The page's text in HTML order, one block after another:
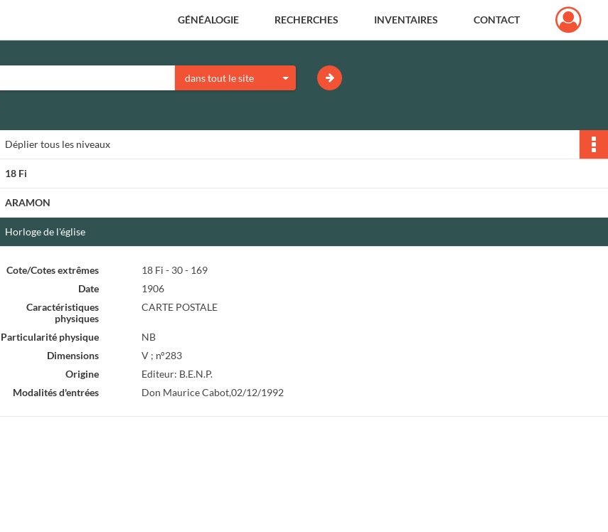
GÉNÉALOGIE RECHERCHES INVENTAIRES CONTACT
dans tout le site
Dépliertous les niveaux
18 Fi
ARAMON
Horloge de l'église
Cote/Cotes extrêmes
18 Fi - 30 - 169
Date
1906
Caractéristiques
physiques
CARTE POSTALE
Particularité physique
NB
Dimensions
V ; n°283
Origine
Editeur: B.E.N.P.
Modalités d'entrées
Don Maurice Cabot,02/12/1992